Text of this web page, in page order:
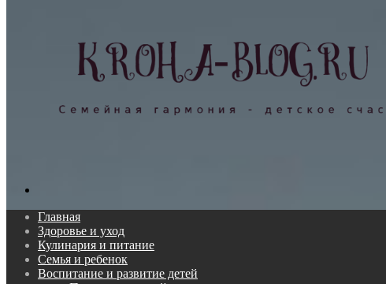
Главная
Здоровье и уход
Кулинария и питание
Семья и ребенок
Воспитание и развитие детей